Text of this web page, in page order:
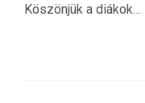
Köszönjük a diákok…